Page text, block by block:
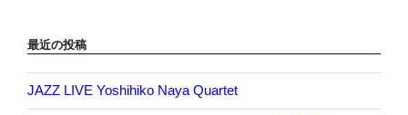
最近の投稿
JAZZ LIVE Yoshihiko Naya Quartet